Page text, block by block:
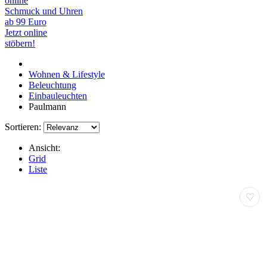
Schmuck und Uhren
ab 99 Euro
Jetzt online
stöbern!
Wohnen & Lifestyle
Beleuchtung
Einbauleuchten
Paulmann
Sortieren:
Ansicht:
Grid
Liste
♡